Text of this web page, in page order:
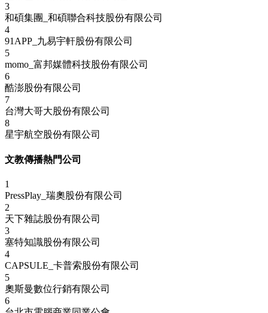
3
和碩集團_和碩聯合科技股份有限公司
4
91APP_九易宇軒股份有限公司
5
momo_富邦媒體科技股份有限公司
6
酷澎股份有限公司
7
台灣大哥大股份有限公司
8
星宇航空股份有限公司
文教傳播熱門公司
1
PressPlay_瑞奧股份有限公司
2
天下雜誌股份有限公司
3
塞特知識股份有限公司
4
CAPSULE_卡普索股份有限公司
5
奧斯曼數位行銷有限公司
6